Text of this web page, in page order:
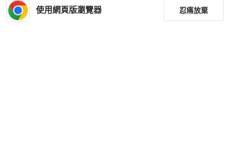
使用網頁版瀏覽器 忍痛放棄